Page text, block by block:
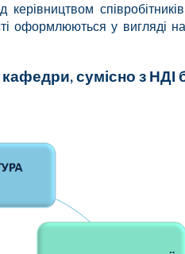
оформлюються у вигляді
сумісно з НДІ